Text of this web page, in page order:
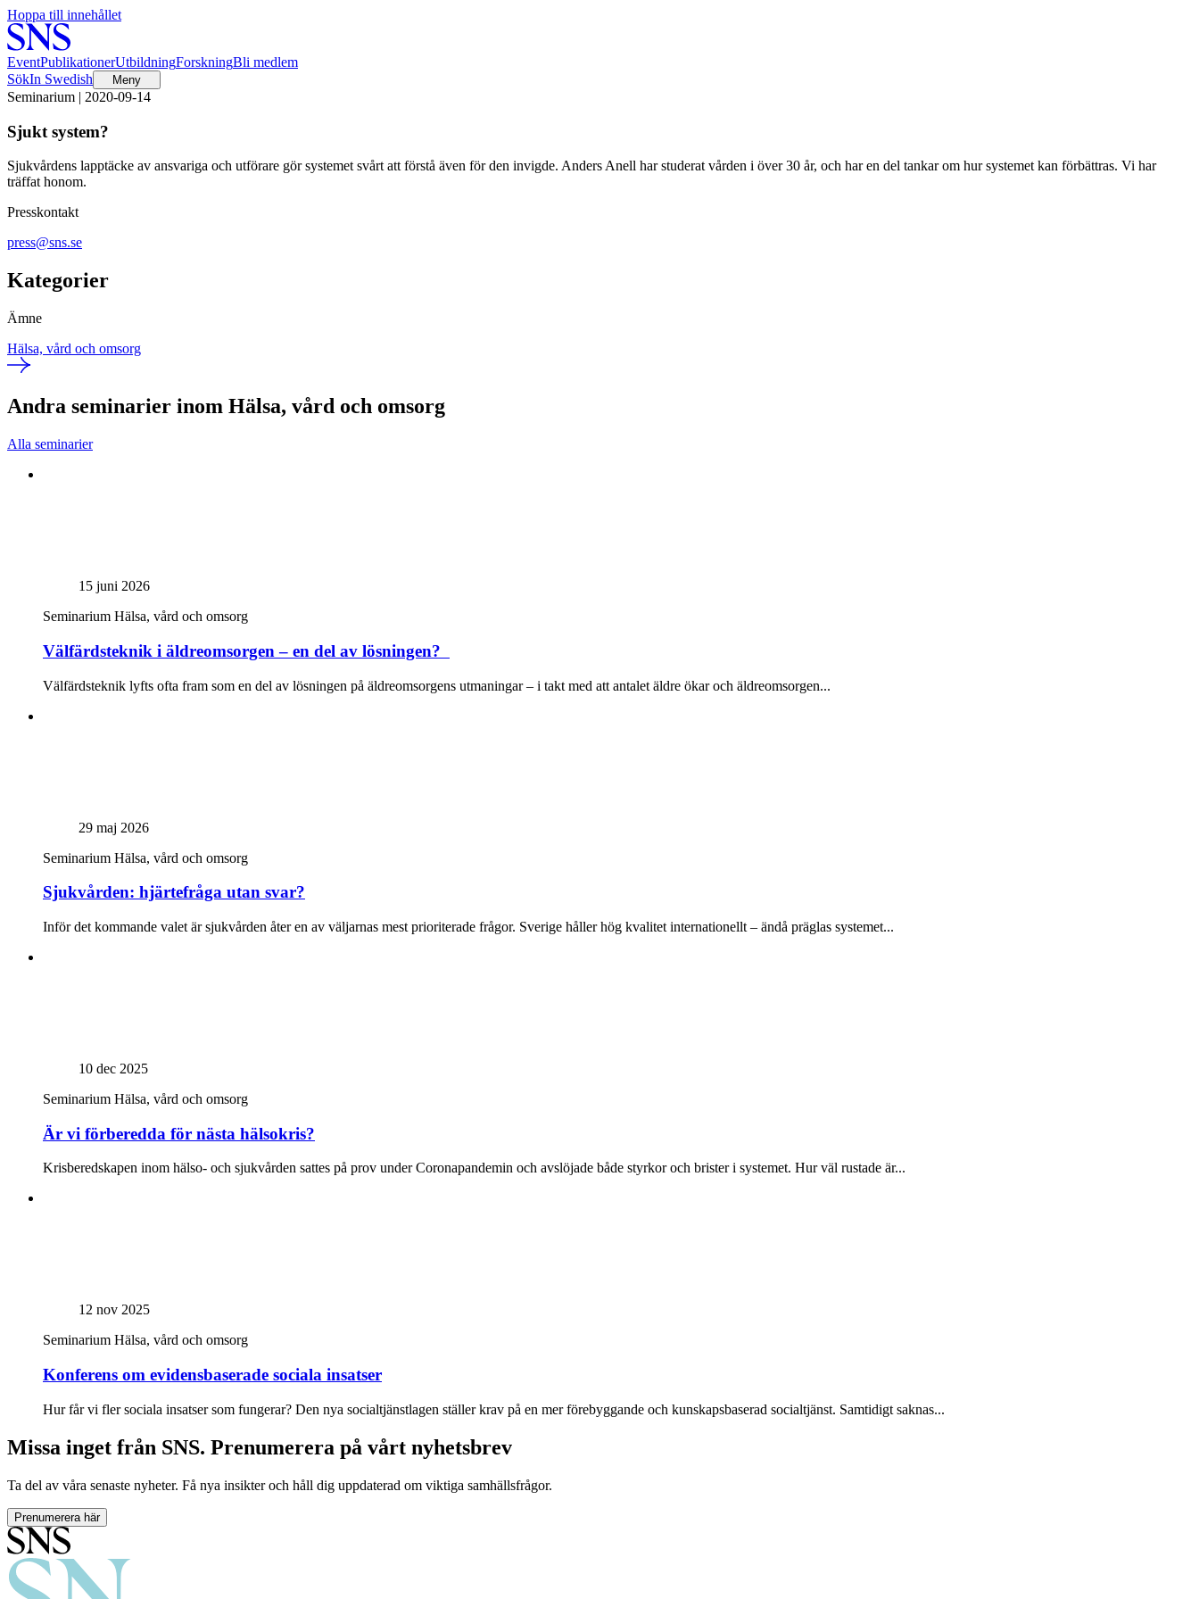
Hoppa till innehållet
EventPublikationerUtbildningForskningBli medlem
SökIn Swedish Meny
Seminarium | 2020-09-14
Sjukt system?
Sjukvårdens lapptäcke av ansvariga och utförare gör systemet svårt att förstå även för den invigde. Anders Anell har studerat vården i över 30 år, och har en del tankar om hur systemet kan förbättras. Vi har
träffat honom.
Presskontakt
press@sns.se
Kategorier
Ämne
Hälsa, vård och omsorg
Andra seminarier inom Hälsa, vård och omsorg
Alla seminarier
15 juni 2026
Seminarium Hälsa, vård och omsorg
Välfärdsteknik i äldreomsorgen – en del av lösningen?
Välfärdsteknik lyfts ofta fram som en del av lösningen på äldreomsorgens utmaningar – i takt med att antalet äldre ökar och äldreomsorgen...
29 maj 2026
Seminarium Hälsa, vård och omsorg
Sjukvården: hjärtefråga utan svar?
Inför det kommande valet är sjukvården åter en av väljarnas mest prioriterade frågor. Sverige håller hög kvalitet internationellt – ändå präglas systemet...
10 dec 2025
Seminarium Hälsa, vård och omsorg
Är vi förberedda för nästa hälsokris?
Krisberedskapen inom hälso- och sjukvården sattes på prov under Coronapandemin och avslöjade både styrkor och brister i systemet. Hur väl rustade är...
12 nov 2025
Seminarium Hälsa, vård och omsorg
Konferens om evidensbaserade sociala insatser
Hur får vi fler sociala insatser som fungerar? Den nya socialtjänstlagen ställer krav på en mer förebyggande och kunskapsbaserad socialtjänst. Samtidigt saknas...
Missa inget från SNS. Prenumerera på vårt nyhetsbrev
Ta del av våra senaste nyheter. Få nya insikter och håll dig uppdaterad om viktiga samhällsfrågor.
Prenumerera här